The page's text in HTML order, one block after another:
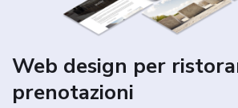
Web design per
prenotazioni